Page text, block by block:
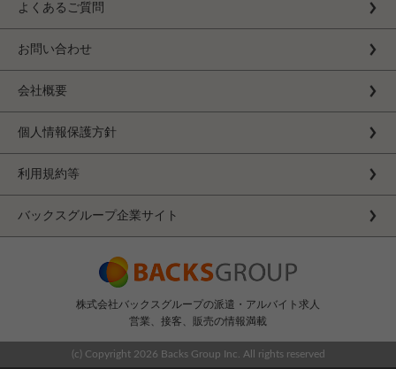
よくあるご質問
お問い合わせ
会社概要
個人情報保護方針
利用規約等
バックスグループ企業サイト
株式会社バックスグループの派遣・アルバイト求人
営業、接客、販売の情報満載
(c) Copyright 2026 Backs Group Inc. All rights reserved